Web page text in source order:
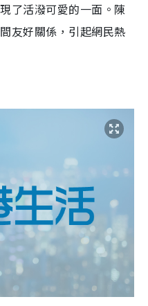
了活潑可愛的一面。陳
友好關係，引起網民熱